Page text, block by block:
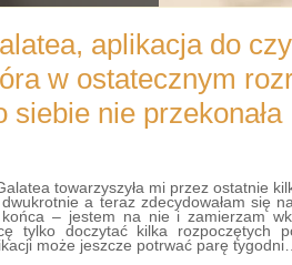
aplikacja do
w ostatecznym
siebie nie przekonała
towarzyszyła mi przez ostatnie
a teraz zdecydowałam się
– jestem na nie i zamierzam
tylko doczytać kilka rozpoczętych
może jeszcze potrwać parę